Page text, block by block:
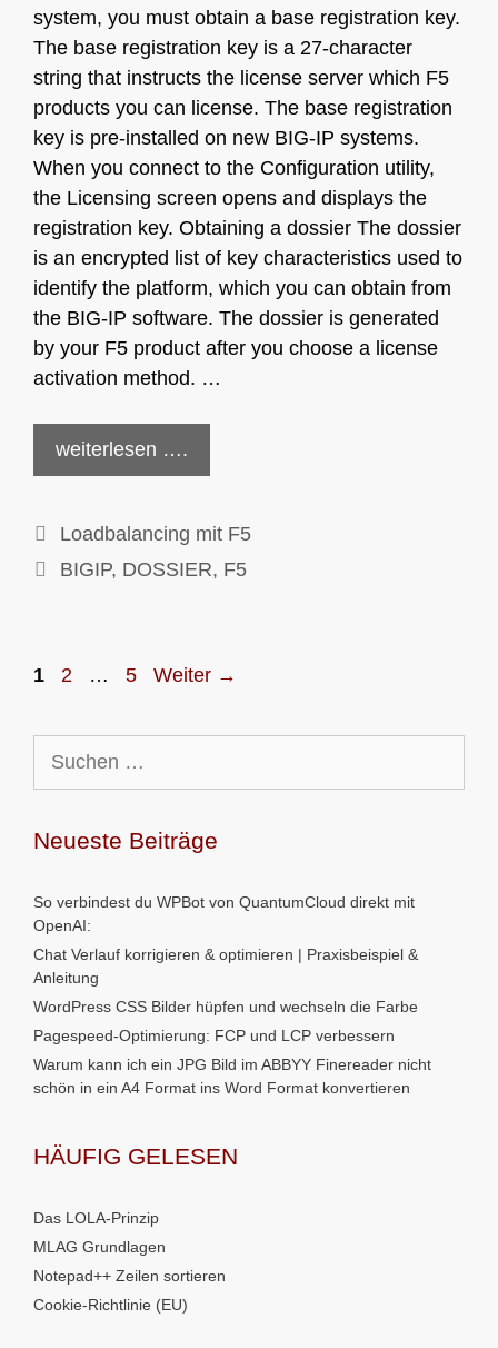
system, you must obtain a base registration key.
The base registration key is a 27-character
string that instructs the license server which F5
products you can license. The base registration
key is pre-installed on new BIG-IP systems.
When you connect to the Configuration utility,
the Licensing screen opens and displays the
registration key. Obtaining a dossier The dossier
is an encrypted list of key characteristics used to
identify the platform, which you can obtain from
the BIG-IP software. The dossier is generated
by your F5 product after you choose a license
activation method. …
weiterlesen ….
Kategorien
Loadbalancing mit F5
Schlagwörter
BIGIP, DOSSIER, F5
Seite
1 Seite
2 … Seite
5 Weiter →
nach:
Neueste Beiträge
So verbindest du WPBot von QuantumCloud direkt mit
OpenAI:
Chat Verlauf korrigieren & optimieren | Praxisbeispiel &
Anleitung
WordPress CSS Bilder hüpfen und wechseln die Farbe
Pagespeed-Optimierung: FCP und LCP verbessern
Warum kann ich ein JPG Bild im ABBYY Finereader nicht
schön in ein A4 Format ins Word Format konvertieren
HÄUFIG GELESEN
Das LOLA-Prinzip
MLAG Grundlagen
Notepad++ Zeilen sortieren
Cookie-Richtlinie (EU)